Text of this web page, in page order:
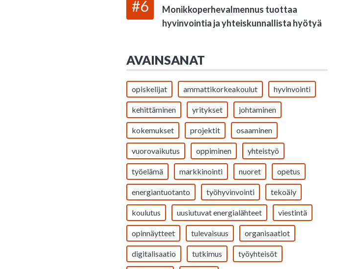
#6
Monikkoperhevalmennus tuottaa
hyvinvointia ja yhteiskunnallista hyötyä
AVAINSANAT
opiskelijat ammattikorkeakoulut hyvinvointi
kehittäminen yritykset johtaminen
kokemukset projektit osaaminen
vuorovaikutus oppiminen yhteistyö
työelämä markkinointi nuoret opetus
energiantuotanto työhyvinvointi tekoäly
koulutus uusiutuvat energialähteet viestintä
opinnäytteet tulevaisuus organisaatiot
digitalisaatio tutkimus työyhteisöt